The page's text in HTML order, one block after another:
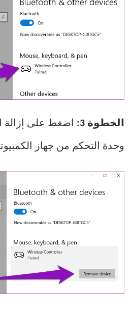
الخطوة 3: اضغط على إزالة
وحدة التحكم من جهاز